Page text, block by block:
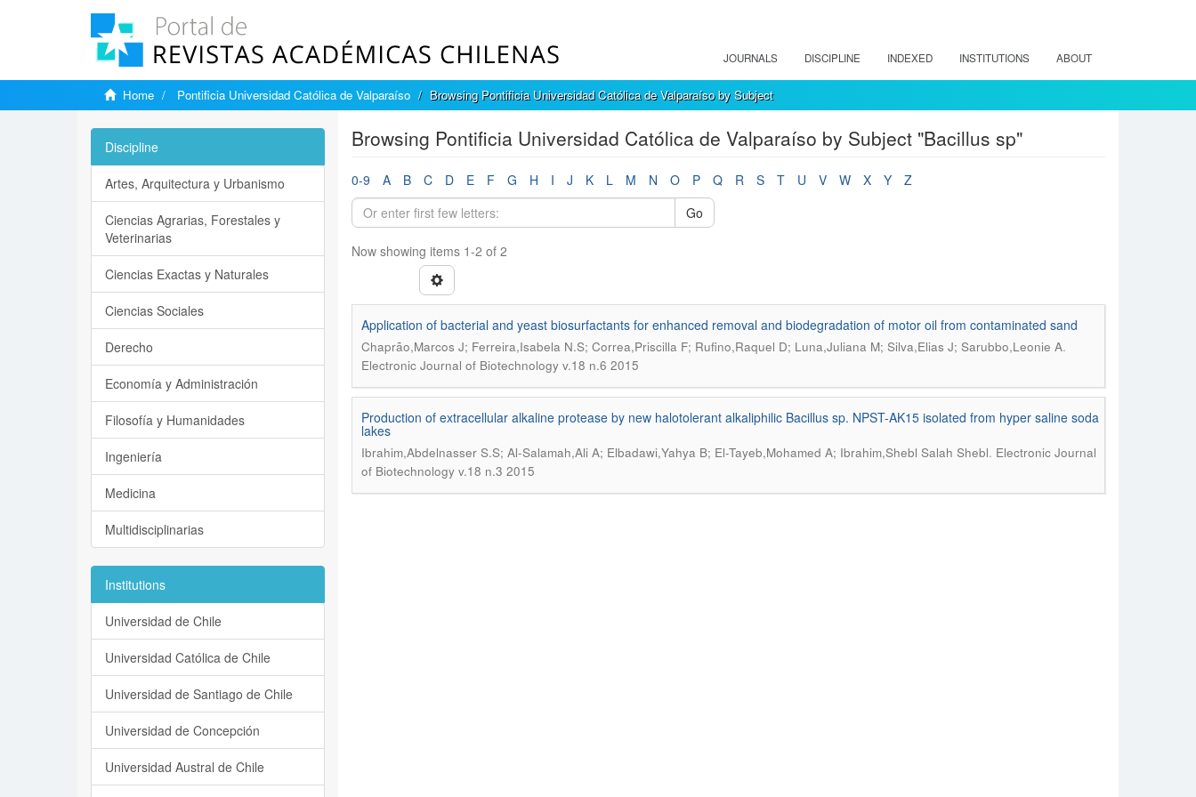
JOURNALS DISCIPLINE INDEXED INSTITUTIONS ABOUT
Home Pontificia Universidad Católica de Valparaíso Browsing Pontificia Universidad Católica de Valparaíso by Subject
Browsing Pontificia Universidad Católica de Valparaíso by Subject "Bacillus sp"
0-9 A B C D E F G H I J K L M N O P Q R S T U V W X Y
Z
Go
Now showing items 1-2 of 2
Application of bacterial and yeast biosurfactants for enhanced removal and biodegradation of motor oil from contaminated sand
Chaprão,Marcos J; Ferreira,Isabela N.S; Correa,Priscilla F; Rufino,Raquel D; Luna,Juliana M; Silva,Elias J; Sarubbo,Leonie A.
Electronic Journal of Biotechnology v.18 n.6 2015
Production of extracellular alkaline protease by new halotolerant alkaliphilic Bacillus sp. NPST-AK15 isolated from hyper saline soda
lakes
Ibrahim,Abdelnasser S.S; Al-Salamah,Ali A; Elbadawi,Yahya B; El-Tayeb,Mohamed A; Ibrahim,Shebl Salah Shebl. Electronic Journal
of Biotechnology v.18 n.3 2015
Discipline
Artes, Arquitectura y Urbanismo
Ciencias Agrarias, Forestales y
Veterinarias
Ciencias Exactas y Naturales
Ciencias Sociales
Derecho
Economía y Administración
Filosofía y Humanidades
Ingeniería
Medicina
Multidisciplinarias
Institutions
Universidad de Chile
Universidad Católica de Chile
Universidad de Santiago de Chile
Universidad de Concepción
Universidad Austral de Chile